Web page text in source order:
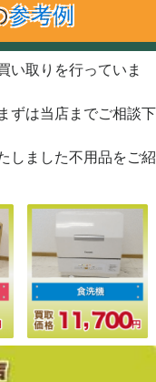
参考例
い取りを行っていま
ずは当店までご相談下
しました不用品をご紹